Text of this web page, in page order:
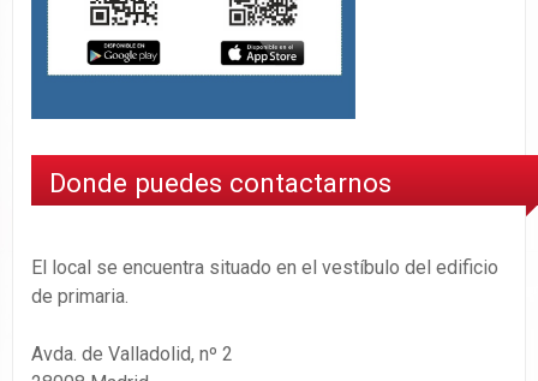
Donde puedes contactarnos
El local se encuentra situado en el vestíbulo del edificio
de primaria.
Avda. de Valladolid, nº 2